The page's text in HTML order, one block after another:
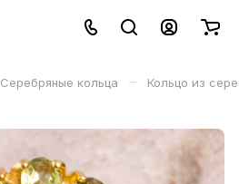
Серебряные кольца – Кольцо из